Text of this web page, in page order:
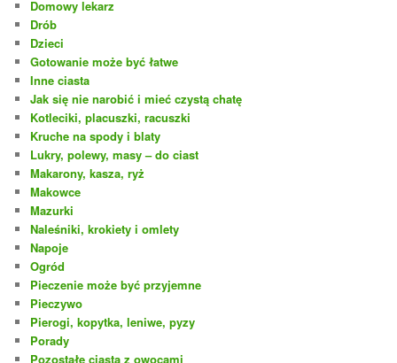
Domowy lekarz
Drób
Dzieci
Gotowanie może być łatwe
Inne ciasta
Jak się nie narobić i mieć czystą chatę
Kotleciki, placuszki, racuszki
Kruche na spody i blaty
Lukry, polewy, masy – do ciast
Makarony, kasza, ryż
Makowce
Mazurki
Naleśniki, krokiety i omlety
Napoje
Ogród
Pieczenie może być przyjemne
Pieczywo
Pierogi, kopytka, leniwe, pyzy
Porady
Pozostałe ciasta z owocami